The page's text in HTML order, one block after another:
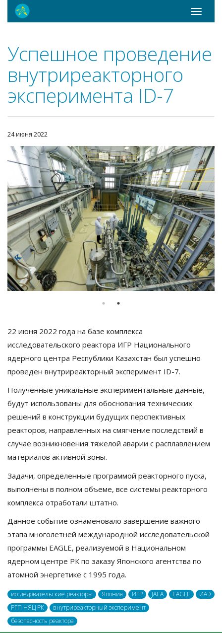
Toggle
Успешное проведение
внутриреакторного
эксперимента ID-7
24 июня 2022
22 июня 2022 года на базе комплекса
исследовательского реактора ИГР Национального
ядерного центра Республики Казахстан был успешно
проведен внутриреакторный эксперимент ID-7.
Полученные уникальные экспериментальные данные,
будут использованы для обоснования технических
решений в конструкции будущих перспективных
реакторов, направленных на смягчение последствий в
случае возникновения тяжелой аварии с расплавлением
материалов активной зоны.
Задачи, определенные программой реакторного пуска,
выполнены в полном объеме, все системы реакторного
комплекса отработали штатно.
Данное событие ознаменовало завершение важного
этапа многолетней международной исследовательской
программы EAGLE, реализуемой в Национальном
ядерном центре РК по заказу Японского агентства по
атомной энергетике с 1995 года.
исследовательские реакторы Япония ИГР JAEA EAGLE
ИАЭ
РГП НЯЦ РК
внутриреакторный эксперимент
безопасность реактора